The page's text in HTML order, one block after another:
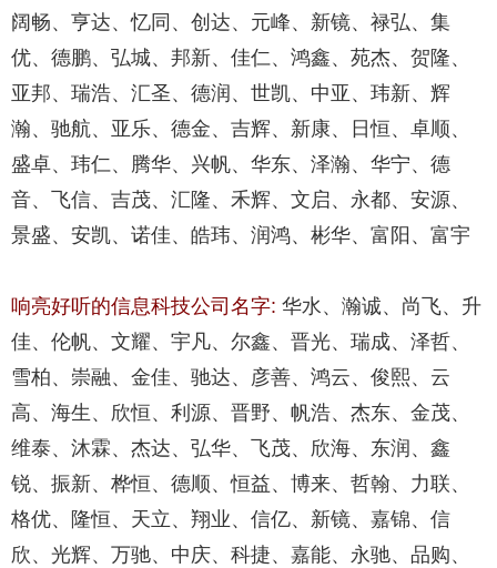
阔畅、亨达、忆同、创达、元峰、新镜、禄弘、集
优、德鹏、弘城、邦新、佳仁、鸿鑫、苑杰、贺隆、
亚邦、瑞浩、汇圣、德润、世凯、中亚、玮新、辉
瀚、驰航、亚乐、德金、吉辉、新康、日恒、卓顺、
盛卓、玮仁、腾华、兴帆、华东、泽瀚、华宁、德
音、飞信、吉茂、汇隆、禾辉、文启、永都、安源、
景盛、安凯、诺佳、皓玮、润鸿、彬华、富阳、富宇
响亮好听的信息科技公司名字: 华水、瀚诚、尚飞、升
佳、伦帆、文耀、宇凡、尔鑫、晋光、瑞成、泽哲、
雪柏、崇融、金佳、驰达、彦善、鸿云、俊熙、云
高、海生、欣恒、利源、晋野、帆浩、杰东、金茂、
维泰、沐霖、杰达、弘华、飞茂、欣海、东润、鑫
锐、振新、桦恒、德顺、恒益、博来、哲翰、力联、
格优、隆恒、天立、翔业、信亿、新镜、嘉锦、信
欣、光辉、万驰、中庆、科捷、嘉能、永驰、品购、